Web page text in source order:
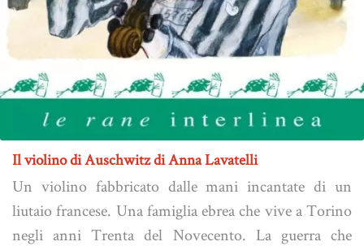
Il violino di Auschwitz di Anna Lavatelli
Un violino fabbricato dalle mani incantate di un
liutaio francese. Una famiglia ebrea che vive a Torino
negli anni Trenta del Novecento. La guerra che